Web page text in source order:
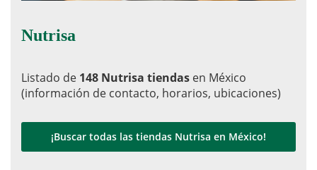
Nutrisa
Listado de 148 Nutrisa tiendas en México
(información de contacto, horarios, ubicaciones)
¡Buscar todas las tiendas Nutrisa en México!